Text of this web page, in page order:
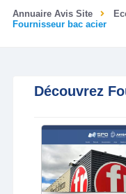
Annuaire Avis Site
Fournisseur bac acier
Découvrez